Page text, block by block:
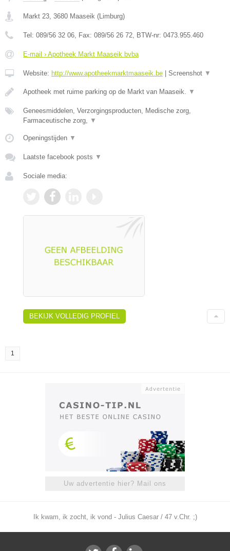
Markt 23, 3680 Maaseik (Limburg)
Tel: 089/56 32 06, Fax: 089/56 26 72, BTW-nr: 0473.955.460
E-mail › Apotheek Markt Maaseik bvba
Website: http://www.apotheekmarktmaaseik.be Screenshot ▼
Apotheek met ruime parking op de Markt van Maaseik. ▼
Geneesmiddelen, Verzorgingsproducten, Medische zorg,
Farmaceutische zorg, ▼
Openingstijden ▼
Laatste facebook posts ▼
Sociale media:
BEKIJK VOLLEDIG PROFIEL
1
Uw advertentie hier? Mail ons
Ik kwam, ik zocht, ik vond - Julius Caesar / 47 v.Chr. ;)